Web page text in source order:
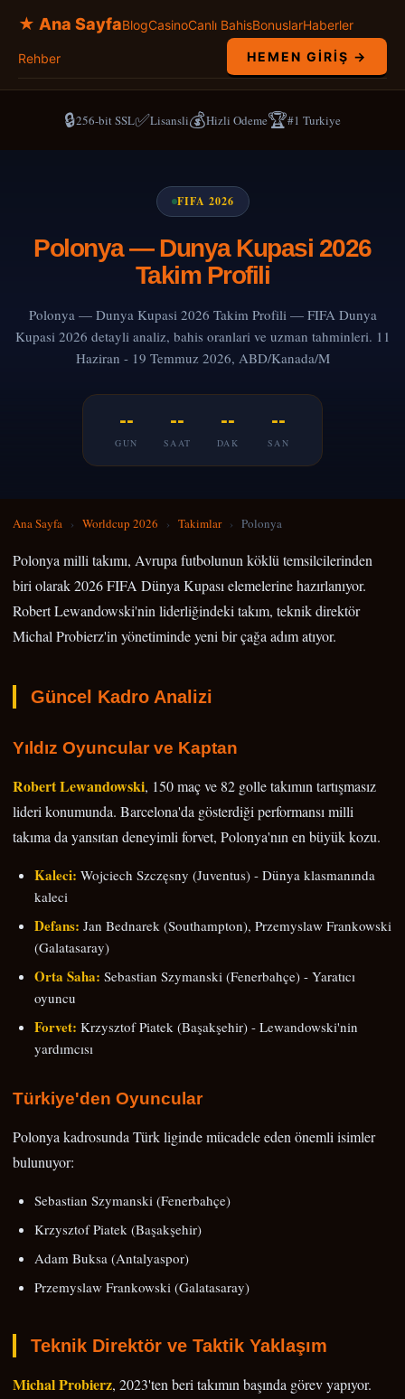
★ Ana SayfaBlogCasinoCanlı BahisBonuslarHaberler
Rehber HEMEN GIRIŞ →
🔒256-bit SSL✅Lisansli💰Hizli Odeme🏆#1 Turkiye
FIFA 2026
Polonya — Dunya Kupasi 2026
Takim Profili
Polonya — Dunya Kupasi 2026 Takim Profili — FIFA Dunya
Kupasi 2026 detayli analiz, bahis oranlari ve uzman tahminleri. 11
Haziran - 19 Temmuz 2026, ABD/Kanada/M
--
GUN
--
SAAT
--
DAK
--
SAN
Ana Sayfa › Worldcup 2026 › Takimlar › Polonya
Polonya milli takımı, Avrupa futbolunun köklü temsilcilerinden
biri olarak 2026 FIFA Dünya Kupası elemelerine hazırlanıyor.
Robert Lewandowski'nin liderliğindeki takım, teknik direktör
Michal Probierz'in yönetiminde yeni bir çağa adım atıyor.
Güncel Kadro Analizi
Yıldız Oyuncular ve Kaptan
Robert Lewandowski, 150 maç ve 82 golle takımın tartışmasız
lideri konumunda. Barcelona'da gösterdiği performansı milli
takıma da yansıtan deneyimli forvet, Polonya'nın en büyük kozu.
Kaleci: Wojciech Szczęsny (Juventus) - Dünya klasmanında
kaleci
Defans: Jan Bednarek (Southampton), Przemyslaw Frankowski
(Galatasaray)
Orta Saha: Sebastian Szymanski (Fenerbahçe) - Yaratıcı
oyuncu
Forvet: Krzysztof Piatek (Başakşehir) - Lewandowski'nin
yardımcısı
Türkiye'den Oyuncular
Polonya kadrosunda Türk liginde mücadele eden önemli isimler
bulunuyor:
Sebastian Szymanski (Fenerbahçe)
Krzysztof Piatek (Başakşehir)
Adam Buksa (Antalyaspor)
Przemyslaw Frankowski (Galatasaray)
Teknik Direktör ve Taktik Yaklaşım
Michal Probierz, 2023'ten beri takımın başında görev yapıyor.